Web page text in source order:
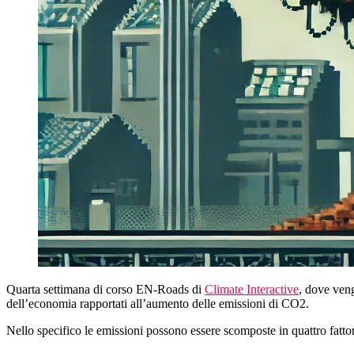
Quarta settimana di corso EN-Roads di Climate Interactive, dove
dell’economia rapportati all’aumento delle emissioni di CO2.
Nello specifico le emissioni possono essere scomposte in quattro